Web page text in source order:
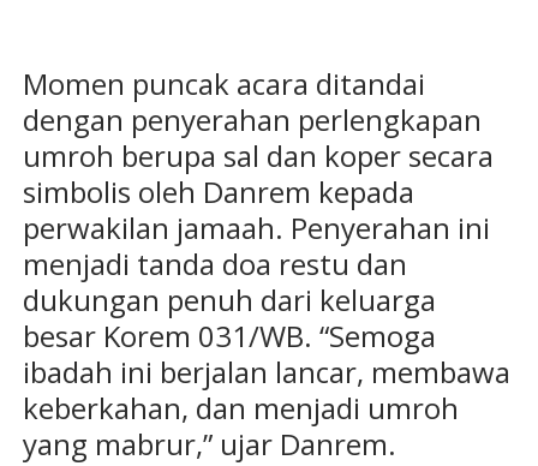
Momen puncak acara ditandai
dengan penyerahan perlengkapan
umroh berupa sal dan koper secara
simbolis oleh Danrem kepada
perwakilan jamaah. Penyerahan ini
menjadi tanda doa restu dan
dukungan penuh dari keluarga
besar Korem 031/WB. “Semoga
ibadah ini berjalan lancar, membawa
keberkahan, dan menjadi umroh
yang mabrur,” ujar Danrem.